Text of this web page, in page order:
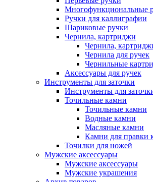
Многофункциональные
Ручки для каллиграфии
Шариковые ручки
Чернила, картриджи
Чернила,
Чернила для ручек
Чернильные
Аксессуары для ручек
Инструменты для заточки
Инструменты для
Точильные камни
Точильные камни
Водные камни
Масляные камни
Камни для правки
Точилки для ножей
Мужские аксессуары
Мужские аксессуары
Мужские украшения